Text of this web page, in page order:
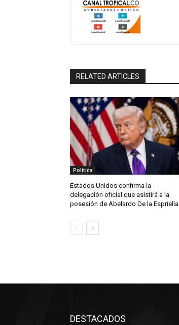
RELATED ARTICLES
Política
Estados Unidos confirma la
delegación oficial que asistirá a la
posesión de Abelardo De la Espriella
DESTACADOS